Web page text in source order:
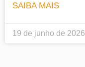
SAIBA MAIS
19 de junho de 2026